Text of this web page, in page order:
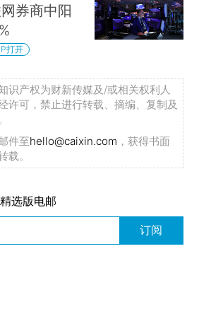
券商中阳
打开
识产权为财新传媒及/或相关权利人
许可，禁止进行转载、摘编、复制及
件至hello@caixin.com ，获得书面
载。
选版电邮
订阅